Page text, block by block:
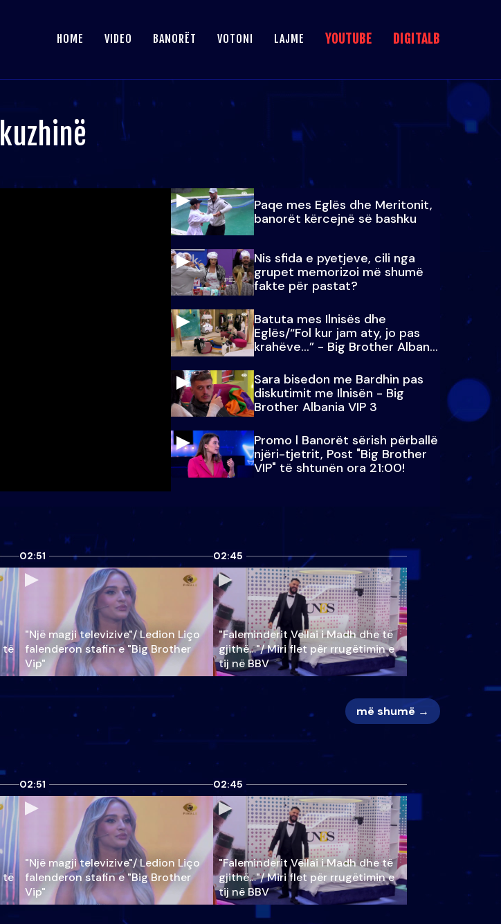
HOME VIDEO BANORËT VOTONI LAJME YOUTUBE DIGITALB
Paqe mes Eglës dhe Meritonit,
banorët kërcejnë së bashku
Nis sfida e pyetjeve, cili nga
grupet memorizoi më shumë
fakte për pastat?
Batuta mes Ilnisës dhe
Eglës/“Fol kur jam aty, jo pas
krahëve…” - Big Brother Albania
VIP 3
Sara bisedon me Bardhin pas
diskutimit me Ilnisën - Big
Brother Albania VIP 3
Promo l Banorët sërish përballë
njëri-tjetrit, Post "Big Brother
VIP" të shtunën ora 21:00!
të
02:51
"Një magji televizive"/ Ledion Liço
falenderon stafin e "Big Brother
Vip"
02:45
"Faleminderit Vëllai i Madh dhe të
gjithë…"/ Miri flet për rrugëtimin e
tij në BBV
më shumë →
të
02:51
"Një magji televizive"/ Ledion Liço
falenderon stafin e "Big Brother
Vip"
02:45
"Faleminderit Vëllai i Madh dhe të
gjithë…"/ Miri flet për rrugëtimin e
tij në BBV